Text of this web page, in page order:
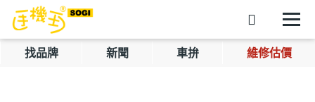
找品牌 新聞 車拚 維修估價